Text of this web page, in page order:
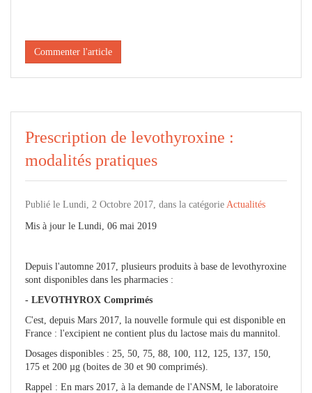
Commenter l'article
Prescription de levothyroxine :
modalités pratiques
Publié le Lundi, 2 Octobre 2017, dans la catégorie Actualités
Mis à jour le Lundi, 06 mai 2019
Depuis l'automne 2017, plusieurs produits à base de levothyroxine
sont disponibles dans les pharmacies :
- LEVOTHYROX Comprimés
C'est, depuis Mars 2017, la nouvelle formule qui est disponible en
France : l'excipient ne contient plus du lactose mais du mannitol.
Dosages disponibles : 25, 50, 75, 88, 100, 112, 125, 137, 150,
175 et 200 µg (boites de 30 et 90 comprimés).
Rappel : En mars 2017, à la demande de l'ANSM, le laboratoire